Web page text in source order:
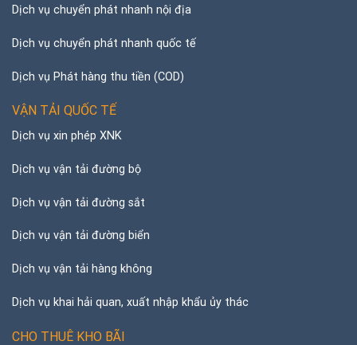
Dịch vụ chuyển phát nhanh nội địa
Dịch vụ chuyển phát nhanh quốc tế
Dịch vụ Phát hàng thu tiền (COD)
VẬN TẢI QUỐC TẾ
Dịch vụ xin phép XNK
Dịch vụ vận tải đường bộ
Dịch vụ vận tải đường sắt
Dịch vụ vận tải đường biển
Dịch vụ vận tải hàng không
Dịch vụ khai hải quan, xuất nhập khẩu ủy thác
CHO THUÊ KHO BÃI